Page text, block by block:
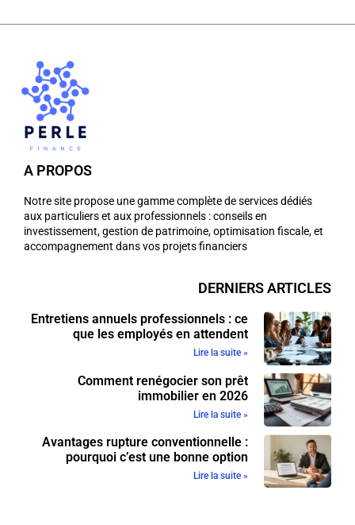
A PROPOS
Notre site propose une gamme complète de services dédiés
aux particuliers et aux professionnels : conseils en
investissement, gestion de patrimoine, optimisation fiscale, et
accompagnement dans vos projets financiers
DERNIERS ARTICLES
Entretiens annuels professionnels : ce
que les employés en attendent
Lire la suite »
Comment renégocier son prêt
immobilier en 2026
Lire la suite »
Avantages rupture conventionnelle :
pourquoi c’est une bonne option
Lire la suite »